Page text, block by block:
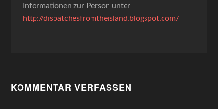
Informationen zur Person unter
http://dispatchesfromtheisland.blogspot.com/
KOMMENTAR VERFASSEN